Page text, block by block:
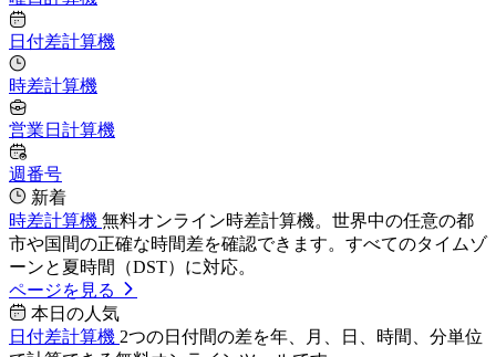
日付差計算機
時差計算機
営業日計算機
週番号
新着
時差計算機 無料オンライン時差計算機。世界中の任意の都
市や国間の正確な時間差を確認できます。すべてのタイムゾ
ーンと夏時間（DST）に対応。
ページを見る
本日の人気
日付差計算機 2つの日付間の差を年、月、日、時間、分単位